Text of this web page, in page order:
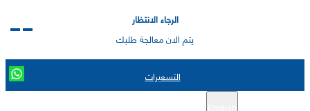
الرجاء الانتظار
يتم الان معالجة طلبك
التسعيرات